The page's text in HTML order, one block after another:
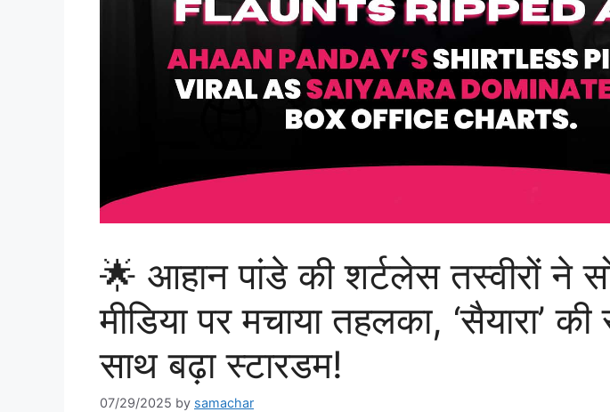
🌟 आहान पांडे की शर्टलेस तस्वीरों ने
मीडिया पर मचाया तहलका, ‘सैयारा’
साथ बढ़ा स्टारडम!
07/29/2025 by samachar